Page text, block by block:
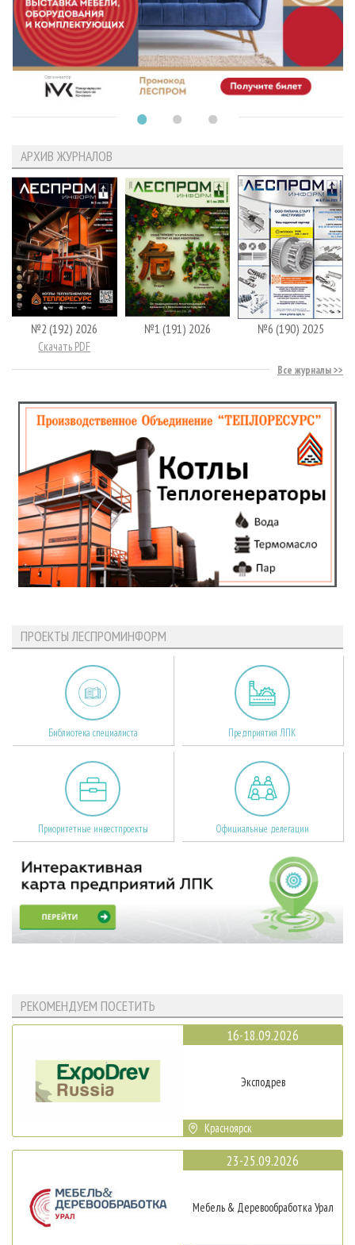
АРХИВ ЖУРНАЛОВ
№2 (192) 2026
Скачать PDF
№1 (191) 2026 №6 (190) 2025
Все журналы
ПРОЕКТЫ ЛЕСПРОМИНФОРМ
Библиотека специалиста Предприятия ЛПК
Приоритетные инвестпроекты Официальные делегации
РЕКОМЕНДУЕМ ПОСЕТИТЬ
16-18.09.2026
Эксподрев
Красноярск
23-25.09.2026
Мебель & Деревообработка Урал